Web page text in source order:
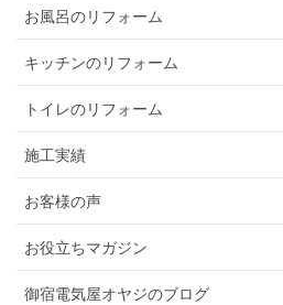
お風呂のリフォーム
キッチンのリフォーム
トイレのリフォーム
施工実績
お客様の声
お役立ちマガジン
御宿電気屋オヤジのブログ